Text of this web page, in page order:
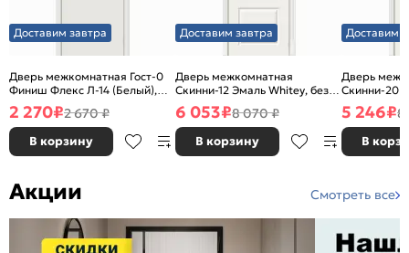
Доставим завтра
Дверь межкомнатная Гост-0
Финиш Флекс Л-14 (Белый),
глухая, каркасно-щитовая
2 270₽2 670 ₽
В корзину
Доставим завтра
Дверь межкомнатная
Скинни-12 Эмаль Whitey, без
декора, глухая, без стекла,
без кромки, скиновая
6 053₽8 070 ₽
В корзину
Доставим
Дверь
Скинни-20
декора,
без кромки,
5 246₽8
В
Акции Смотреть все